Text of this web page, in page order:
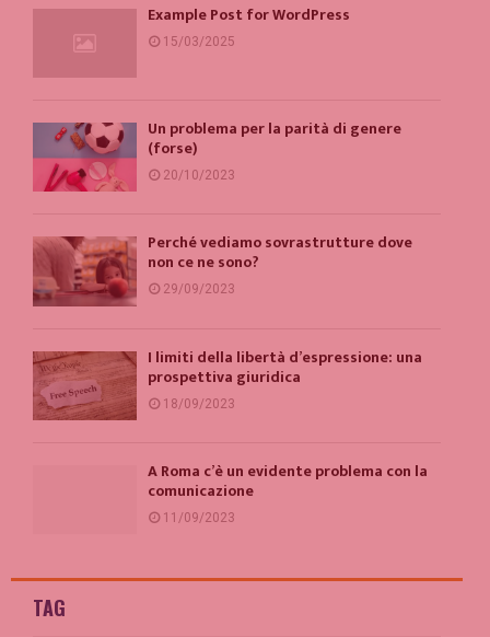
Example Post for WordPress
15/03/2025
Un problema per la parità di genere
(forse)
20/10/2023
Perché vediamo sovrastrutture dove
non ce ne sono?
29/09/2023
I limiti della libertà d’espressione: una
prospettiva giuridica
18/09/2023
A Roma c’è un evidente problema con la
comunicazione
11/09/2023
TAG